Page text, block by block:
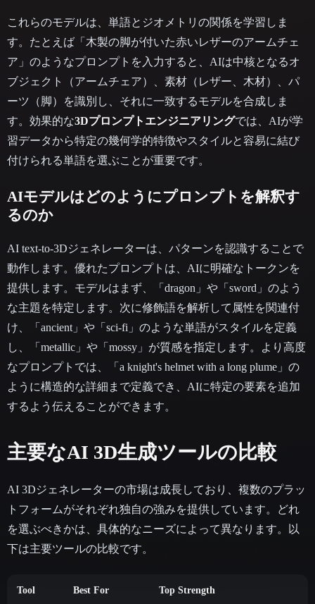
これらのモデルは、単語とジオメトリの関係を学習しま
す。たとえば「木製の脚が付いた赤いレザーのアームチェ
ア」のようなプロンプトを入力すると、AIは中核となるオ
ブジェクト（アームチェア）、素材（レザー、木材）、パ
ーツ（脚）を識別し、それに一致するモデルを合成しま
す。効果的な3Dプロンプトエンジニアリングでは、AIが学
習データから特定の幾何学的特徴やスタイルと容易に結び
付けられる単語を選ぶことが重要です。
AIモデルはどのようにプロンプトを解釈す
るのか
AI text-to-3Dジェネレーターは、パターンを認識することで
動作します。優れたプロンプトは、AIに明確なトークンを
提供します。モデルはまず、「dragon」や「sword」のよう
な主題を特定します。次に修飾語を解析して属性を関連付
け、「ancient」や「sci-fi」のような単語がスタイルを定義
し、「metallic」や「mossy」が質感を指定します。より高度
なプロンプトでは、「a knight's helmet with a long plume」の
ように構造的な詳細まで定義でき、AIに特定の要素を追加
するよう伝えることができます。
主要なAI 3D生成ツールの比較
AI 3Dジェネレーターの市場は成長しており、複数のプラッ
トフォームがそれぞれ独自の強みを提供しています。どれ
を選ぶべきかは、具体的なニーズによって異なります。以
下は主要ツールの比較です。
Tool Best For Top Strength